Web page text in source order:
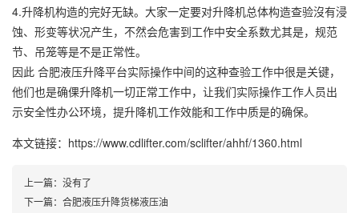
4.升降机构造的完好无缺。大家一定要对升降机总体构造查验沒有浸
蚀、形变等状况产生，不然会危害到工作中安全系数尤其是，规范
节、吊笼等是不是正常性。
因此 合肥液压升降平台实际操作中间的这种查验工作中很是关键，
他们也是确倮升降机一切正常工作中，让我们实际操作工作人员出
示安全性办公环境，提升降机工作效能和工作中质是的确保。
本文链接：https://www.cdlifter.com/sclifter/ahhf/1360.html
上一篇：没有了
下一篇： 合肥液压升降货梯液压油